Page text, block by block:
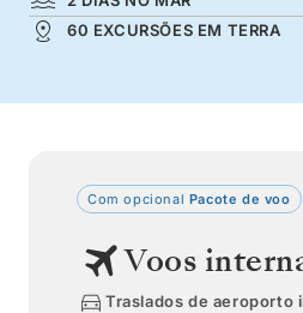
60 EXCURSÕES EM TERRA
Com opcional Pacote de voo
Voos
Traslados de aeroporto